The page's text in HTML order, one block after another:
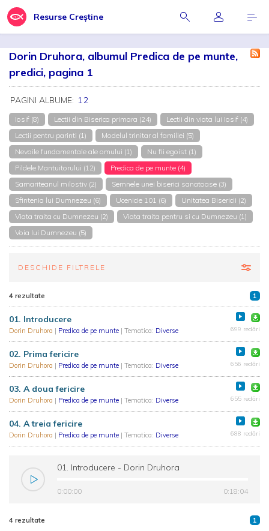
Resurse Creștine
Dorin Druhora, albumul Predica de pe munte,
predici, pagina 1
PAGINI ALBUME: 12
Iosif (8) Lectii din Biserica primara (24)
Lectii din viata lui Iosif (4)
Lectii pentru parinti (1)
Modelul trinitar al familiei (5)
Nevoile fundamentale ale omului (1)
Nu fii egoist (1)
Pildele Mantuitorului (12)
Predica de pe munte (4)
Samariteanul milostiv (2)
Semnele unei biserici sanatoase (3)
Sfintenia lui Dumnezeu (6)
Ucenicie 101 (6)
Unitatea Bisericii (2)
Viata traita cu Dumnezeu (2)
Viata traita pentru si cu Dumnezeu (1)
Voia lui Dumnezeu (5)
DESCHIDE FILTRELE
4 rezultate 1
01. Introducere
Dorin Druhora | Predica de pe munte | Tematica: Diverse 699 redări
02. Prima fericire
Dorin Druhora | Predica de pe munte | Tematica: Diverse 656 redări
03. A doua fericire
Dorin Druhora | Predica de pe munte | Tematica: Diverse 655 redări
04. A treia fericire
Dorin Druhora | Predica de pe munte | Tematica: Diverse 688 redări
01. Introducere - Dorin Druhora
0:00:00 0:18:04
4 rezultate 1